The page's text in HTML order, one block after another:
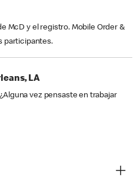
McD y el registro. Mobile Order &
participantes.
LA
vez pensaste en trabajar